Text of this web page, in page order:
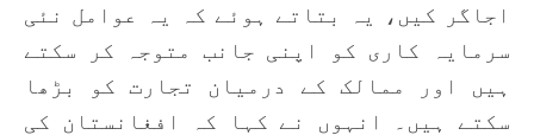
اجاگر کیں، یہ بتاتے ہوئے کہ یہ عوامل نئی
سرمایہ کاری کو اپنی جانب متوجہ کر سکتے
ہیں اور ممالک کے درمیان تجارت کو بڑھا
سکتے ہیں۔ انہوں نے کہا کہ افغانستان کی